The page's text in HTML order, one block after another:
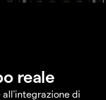
reale
all'integrazione di